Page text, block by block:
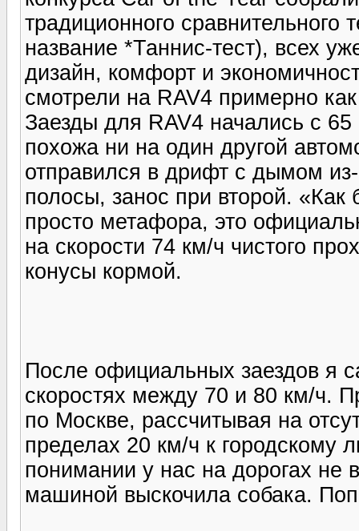
традиционного сравнительного
название *Таннис-тест), всех
дизайн, комфорт и
смотрели на RAV4 примерно
Заезды для RAV4 начались с
похожа ни на один другой
отправился в дрифт с дымом
полосы, занос при второй.
просто метафора, это
на скорости 74 км/ч чистого
конусы кормой.
После официальных заездов я
скоростях между 70 и 80 км/ч.
по Москве, рассчитывая на
пределах 20 км/ч к городскому
понимании у нас на дорогах не
машиной выскочила собака.